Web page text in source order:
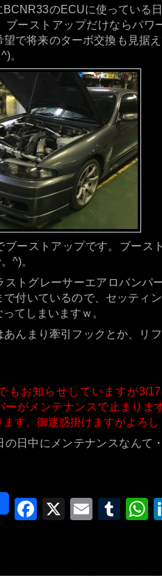
BCNR33のECUに使っている
ブーストアップだけならパワ
望で将来のターボ交換も見据
。
ブーストアップです。ブース
^)。
ストグレーサーエアロバンパ
で付いているので、セッティ
てしまいますｗ。
あんまり牽引フックとか、リ
もお知らせしていますが3/
ーがメンテナンスで止まりま
ます。御迷惑掛けますがよろ
の日中にメンテナンスなんて
Facebook
X Email